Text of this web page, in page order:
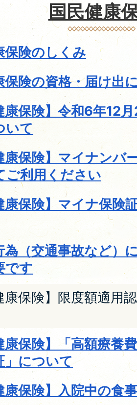
国民健康
保険のしくみ
保険の資格・届け出
康保険】令和6年12
いて
康保険】マイナンバ
ご利用ください
康保険】マイナ保険
為（交通事故など）
です
康保険】限度額適用
康保険】「高額療養
」について
康保険】入院中の食